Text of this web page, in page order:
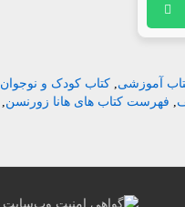
آموزشی, کتاب کودک و نوجوان
, فهرست کتاب های هانا زورنسن,